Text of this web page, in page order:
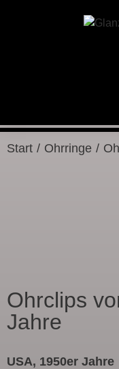
Start / Ohrringe /
Ohrclips
Jahre
USA, 1950er Jahre